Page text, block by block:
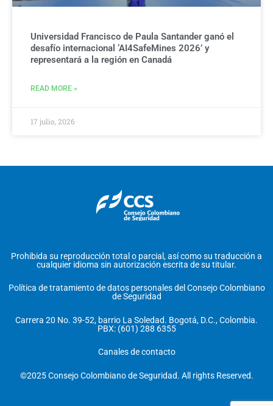
Universidad Francisco de Paula Santander ganó el
desafío internacional ‘AI4SafeMines 2026’ y
representará a la región en Canadá
READ MORE »
17 julio, 2026
Prohibida su reproducción total o parcial, así como su traducción a
cualquier idioma sin autorización escrita de su titular.
Política de tratamiento de datos personales del Consejo Colombiano
de Seguridad
Carrera 20 No. 39-52, barrio La Soledad. Bogotá, D.C., Colombia.
PBX: (601) 288 6355
Canales de contacto
©2025 Consejo Colombiano de Seguridad. All rights Reserved.